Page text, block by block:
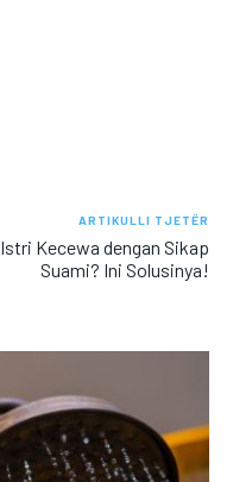
ARTIKULLI TJETËR
Istri Kecewa dengan Sikap
Suami? Ini Solusinya!